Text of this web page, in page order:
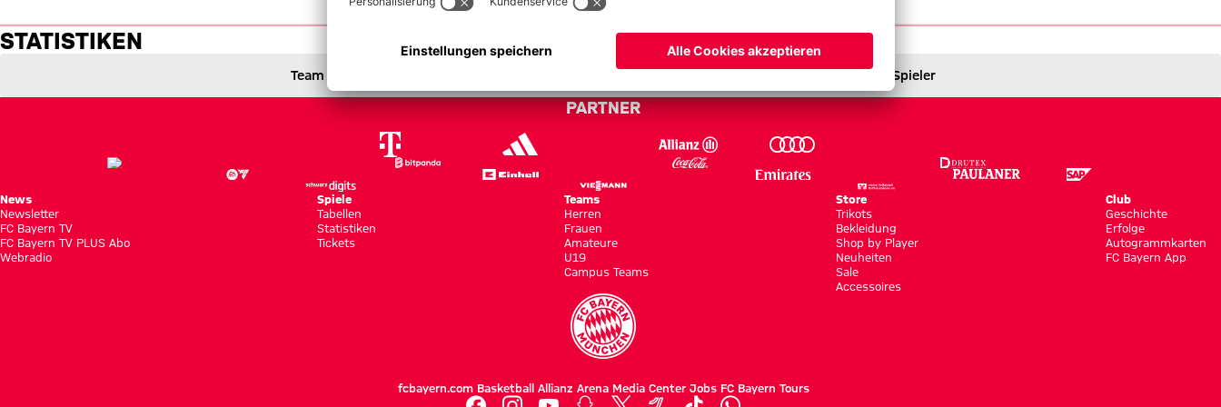
1. FC Kaiserslautern gegen FC Bayern München
2 zu 0
2 : 0
Statistiken: Kaiserslautern vs. FC Bayern - Bundesliga 10/11
STATISTIKEN
Team Spieler
PARTNER
News
Newsletter
FC Bayern TV
FC Bayern TV PLUS Abo
Webradio
Spiele
Tabellen
Statistiken
Tickets
Teams
Herren
Frauen
Amateure
U19
Campus Teams
Store
Trikots
Bekleidung
Shop by Player
Neuheiten
Sale
Accessoires
Club
Geschichte
Erfolge
Autogrammkarten
FC Bayern App
fcbayern.com Basketball Allianz Arena Media Center Jobs FC Bayern Tours